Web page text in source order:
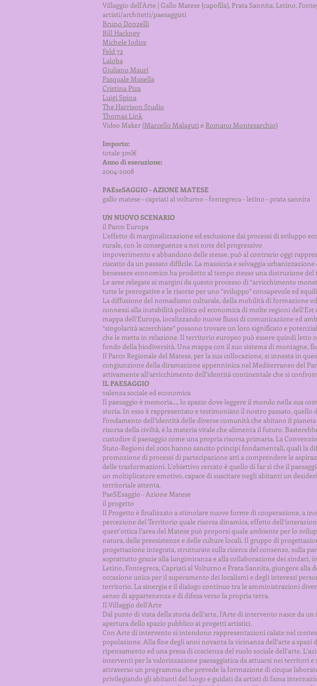
Villaggio dell'Arte | Gallo Matese (capofila), Prata Sannita, Letino,
artisti/architetti/paesaggisti
Bruno Donzelli
Bill Hackney
Michele Iodice
Feld 72
Laloba
Giuliano Mauri
Pasquale Musella
Cristina Piza
Luigi Spina
The Harrison Studio
Thomas Link
Video Maker (Marcello Malagutie Romano Montesarchio)
Importo:
totale 3ml€
Anno di esecuzione:
2004-2008
PAEseSAGGIO – AZIONE MATESE
gallo matese – capriati al volturno – fontegreca – letino – prata sannita
UN NUOVO SCENARIO
il Parco Europa
L’effetto di marginalizzazione ed esclusione dai processi di sviluppo
rurale, con le conseguenze a noi note del progressivo
impoverimento e abbandono delle stesse, può al contrario oggi
riscatto da un passato difficile. La massiccia e selvaggia
benessere economico ha prodotto al tempo stesso una distruzione
Le aree relegate ai margini da questo processo di “arricchimento
tutte le prerogative e le risorse per uno “sviluppo” consapevole ed
La diffusione del nomadismo culturale, della mobilità di formazione
connessi alla instabilità politica ed economica di molte regioni
mappa dell’Europa, localizzando nuove flussi di comunicazione ed
“singolarità accerchiate” possono trovare un loro significato e
che le metta in relazione. Il territorio europeo può essere quindi
fondo della biodiversità. Una mappa con il suo sistema di montagne,
Il Parco Regionale del Matese, per la sua collocazione, si innesta in
congiunzione della diramazione appenninica nel Mediterraneo del
attivamente all’arricchimento dell’identità continentale che si
IL PAESAGGIO
valenza sociale ed economica
Il paesaggio è memoria…, lo spazio dove leggere il mondo nella sua
storia. In esso è rappresentato e testimoniato il nostro passato, quello
Fondamento dell’identità delle diverse comunità che abitano il
risorsa della civiltà, è la materia vitale che alimenta il futuro.
custodire il paesaggio come una propria risorsa primaria. La
Stato-Regioni del 2001 hanno sancito principi fondamentali, quali la
promozione di processi di partecipazione atti a comprendere le
delle trasformazioni. L’obiettivo cercato è quello di far sì che il
un moltiplicatore emotivo, capace di suscitare negli abitanti un
territoriale attenta.
PaeSEsaggio – Azione Matese
il progetto
Il Progetto è finalizzato a stimolare nuove forme di cooperazione, a
percezione del Territorio quale risorsa dinamica, effetto
quest’ottica l’area del Matese può proporsi quale ambiente per lo
natura, delle preesistenze e delle culture locali. Il gruppo di
progettazione integrata, strutturate sulla ricerca del consenso, sulla
soprattutto grazie alla lungimiranza e alla collaborazione dei sindaci,
Letino, Fontegreca, Capriati al Volturno e Prata Sannita, giungere
occasione unica per il superamento dei localismi e degli interessi
territorio. La sinergia e il dialogo continuo tra le amministrazioni
senso di appartenenza e di difesa verso la propria terra.
Il Villaggio dell’Arte
Dal punto di vista della storia dell’arte, l’Arte di intervento nasce da
apertura dello spazio pubblico ai progetti artistici.
Con Arte di intervento si intendono rappresentazioni calate nel
popolazione. Alla fine degli anni novanta la vicinanza dell’arte a
ripensamento ed una presa di coscienza del ruolo sociale dell’arte.
interventi per la valorizzazione paesaggistica da attuarsi nei territori
attraverso un programma che prevede la formazione di cinque
privilegiando gli abitanti del luogo e guidati da artisti di fama